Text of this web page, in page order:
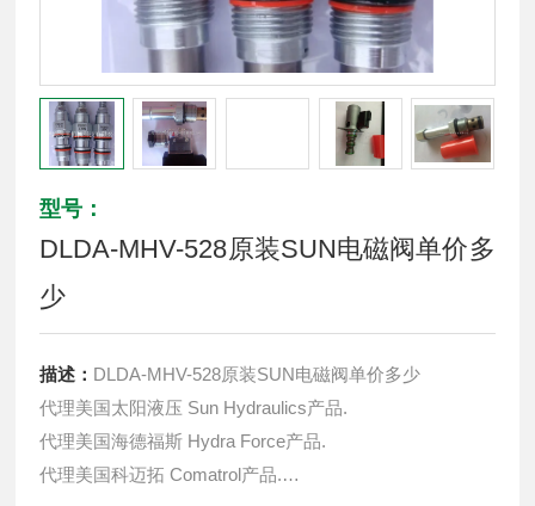
型号：
DLDA-MHV-528原装SUN电磁阀单价多
少
描述： DLDA-MHV-528原装SUN电磁阀单价多少
代理美国太阳液压 Sun Hydraulics产品.
代理美国海德福斯 Hydra Force产品.
代理美国科迈拓 Comatrol产品.